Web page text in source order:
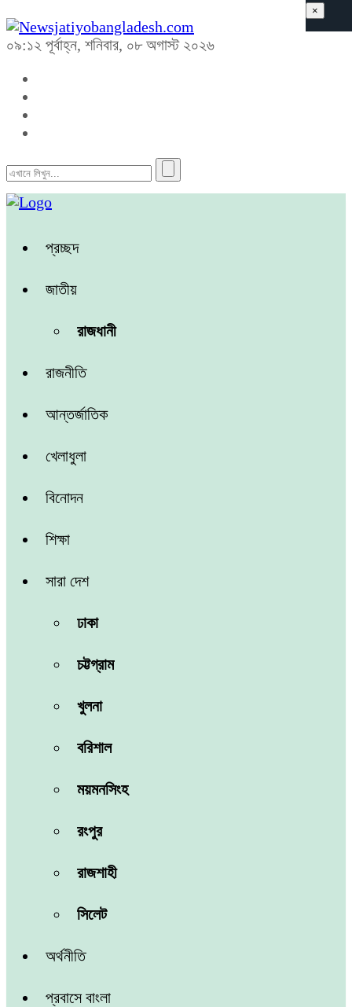
০৯:১২ পূর্বাহ্ন, শনিবার, ০৮ অগাস্ট ২০২৬
প্রচ্ছদ
জাতীয়
রাজধানী
রাজনীতি
আন্তর্জাতিক
খেলাধুলা
বিনোদন
শিক্ষা
সারা দেশ
ঢাকা
চট্টগ্রাম
খুলনা
বরিশাল
ময়মনসিংহ
রংপুর
রাজশাহী
সিলেট
অর্থনীতি
প্রবাসে বাংলা
×